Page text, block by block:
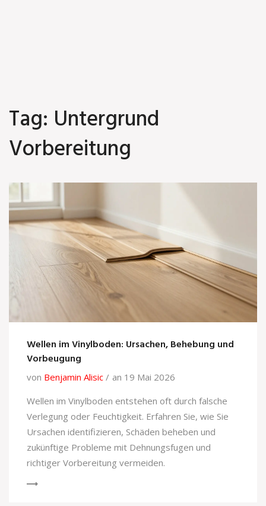
Tag: Untergrund
Vorbereitung
Wellen im Vinylboden: Ursachen, Behebung und
Vorbeugung
von Benjamin Alisic
an 19 Mai 2026
Wellen im Vinylboden entstehen oft durch falsche
Verlegung oder Feuchtigkeit. Erfahren Sie, wie Sie
Ursachen identifizieren, Schäden beheben und
zukünftige Probleme mit Dehnungsfugen und
richtiger Vorbereitung vermeiden.